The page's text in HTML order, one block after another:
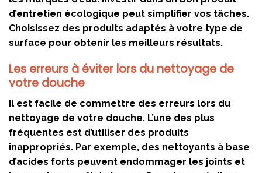
d’entretien écologique peut simplifier vos tâches.
Choisissez des produits adaptés à votre type de
surface pour obtenir les meilleurs résultats.
Les erreurs à éviter lors du nettoyage de
votre douche
Il est facile de commettre des erreurs lors du
nettoyage de votre douche. L’une des plus
fréquentes est d’utiliser des produits
inappropriés. Par exemple, des nettoyants à base
d’acides forts peuvent endommager les joints et